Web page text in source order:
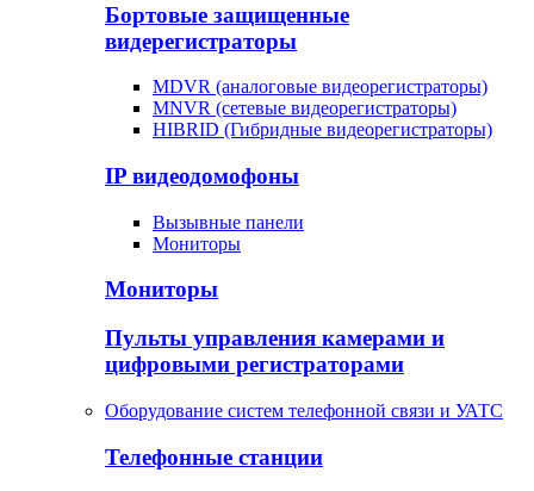
Бортовые защищенные
видерегистраторы
MDVR (аналоговые видеорегистраторы)
MNVR (сетевые видеорегистраторы)
HIBRID (Гибридные видеорегистраторы)
IP видеодомофоны
Вызывные панели
Мониторы
Мониторы
Пульты управления камерами и
цифровыми регистраторами
Оборудование систем телефонной связи и УАТС
Телефонные станции